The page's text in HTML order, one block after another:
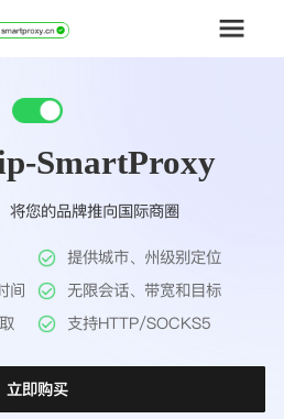
SmartProxy
将您的品牌推向国际商圈
提供城市、州级别定位
间
无限会话、带宽和目标
支持HTTP/SOCKS5
立即购买